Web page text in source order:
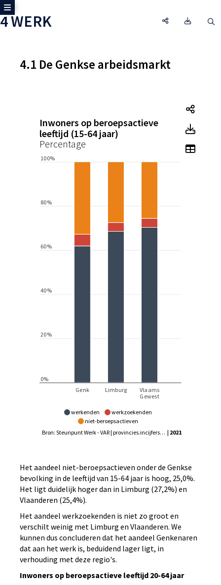
4 WERK 4 WERK, Open
Toon zijmenu
4.1 De Genkse arbeidsmarkt
Inwoners op beroepsactieve
leeftijd (15-64 jaar)
Percentage
werkenden
werkzoekenden
niet-beroepsactieven
Bron: Steunpunt Werk - VAR | provincies.incijfers.be | 2021
Toon
Het aandeel niet-beroepsactieven onder de Genkse
bevolking in de leeftijd van 15-64 jaar is hoog, 25,0%.
Het ligt duidelijk hoger dan in Limburg (27,2%) en
Vlaanderen (25,4%).
Het aandeel werkzoekenden is niet zo groot en
verschilt weinig met Limburg en Vlaanderen. We
kunnen dus concluderen dat het aandeel Genkenaren
dat aan het werk is, beduidend lager ligt, in
verhouding met deze regio's.
Inwoners op beroepsactieve leeftijd 20-64 jaar